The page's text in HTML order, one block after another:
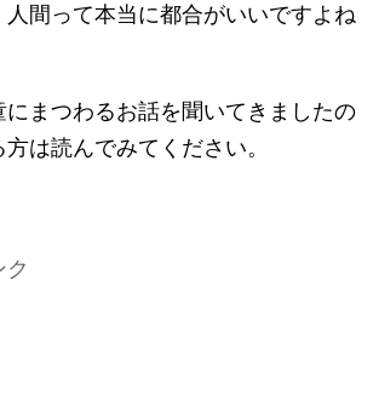
間って本当に都合がいいですよね
にまつわるお話を聞いてきましたの
は読んでみてください。
ク